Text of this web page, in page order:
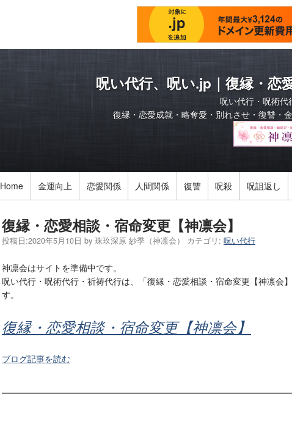
呪い代行、呪い.jp｜復縁・恋
呪い代行・呪術代
復縁・恋愛成就・略奪愛・別れさせ・復讐
Home 金運向上 恋愛関係 人間関係 復讐 呪殺 呪詛返し
復縁・恋愛相談・宿命変更【神凛会】
投稿日:2020年5月10日 by 珠玖深原 紗季（神凛会） カテゴリ: 呪い代行
神凛会はサイトを準備中です。
呪い代行・呪術代行・祈祷代行は、「復縁・恋愛相談・宿命変更【神凛会
す。
復縁・恋愛相談・宿命変更【神凛会】
ブログ記事を読む